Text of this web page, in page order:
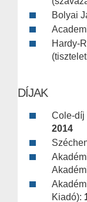
Bolyai
Hardy-
DÍJAK
Cole-díj
2014
Kiadó):